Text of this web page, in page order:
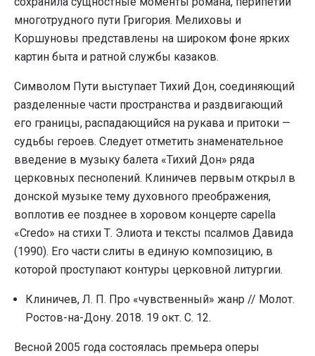
многотрудного пути Григория. Мелиховы и
Коршуновы представлены на широком фоне ярких
картин быта и ратной службы казаков.
Символом Пути выступает Тихий Дон, соединяющий
разделенные части пространства и раздвигающий
его границы, распадающийся на рукава и притоки —
судьбы героев. Следует отметить знаменательное
введение в музыку балета «Тихий Дон» ряда
церковных песнопений. Клиничев первым открыл в
донской музыке тему духовного преображения,
воплотив ее позднее в хоровом концерте capella
«Credo» на стихи Т. Элиота и тексты псалмов Давида
(1990). Его части слиты в единую композицию, в
которой проступают контуры церковной литургии.
Клиничев, Л. П. Про «чувственный» жанр // Молот.
Ростов-на-Дону. 2018. 19 окт. С. 12.
Весной 2005 года состоялась премьера оперы